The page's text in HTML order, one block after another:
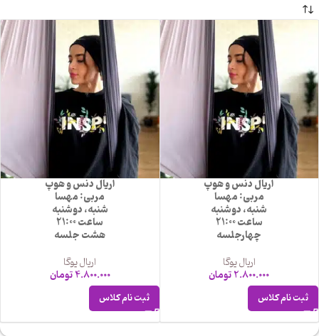
اریال دنس و هوپ
مربی: مهسا
شنبه، دوشنبه
ساعت 21:00
چهارجلسه
اریال یوگا
2.800.000تومان
ثبت نام کلاس
اریال دنس و هوپ
مربی: مهسا
شنبه، دوشنبه
ساعت 21:00
هشت جلسه
اریال یوگا
4.800.000تومان
ثبت نام کلاس